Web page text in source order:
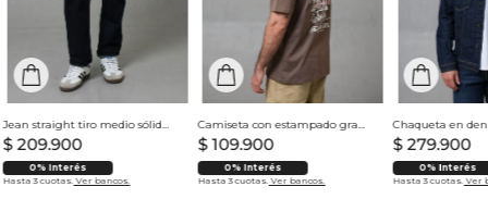
Jean straight tiro medio sólido para hombre
$ 209.900
0% Interés
Hasta 3 cuotas. Ver bancos.
Camiseta con estampado grande en espalda para hombre
$ 109.900
0% Interés
Hasta 3 cuotas. Ver bancos.
$ 279.900
0% Interés
Hasta 3 cuotas. Ver